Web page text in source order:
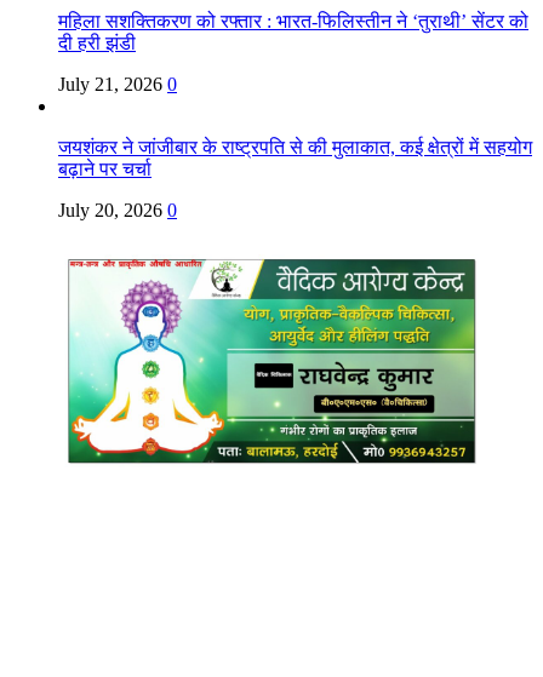
महिला सशक्तिकरण को रफ्तार : भारत-फिलिस्तीन ने ‘तुराथी’ सेंटर को
दी हरी झंडी
July 21, 2026 0
जयशंकर ने जांजीबार के राष्ट्रपति से की मुलाकात, कई क्षेत्रों में सहयोग
बढ़ाने पर चर्चा
July 20, 2026 0